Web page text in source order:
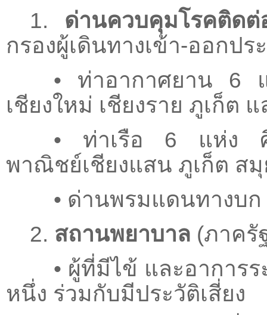
1. ด่านควบคุมโรคติด
กรองผู้เดินทางเข้า-ออกปร
• ท่าอากาศยาน 6
เชียงใหม่ เชียงราย ภูเก็ต
• ท่าเรือ 6 แห่ง คื
พาณิชย์เชียงแสน ภูเก็ต ส
• ด่านพรมแดนทางบก
2. สถานพยาบาล (ภาครั
• ผู้ที่มีไข้ และอาการ
หนึ่ง ร่วมกับมีประวัติเสี่ยง